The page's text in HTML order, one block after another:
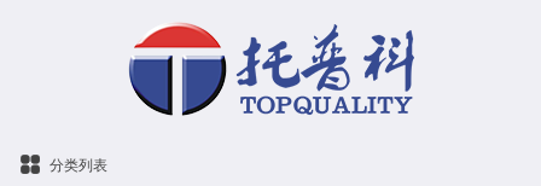
分类列表